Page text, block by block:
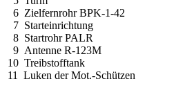
6 Zielfernrohr BPK-1-42
7 Starteinrichtung
8 Startrohr PALR
9 Antenne R-123M
10 Treibstofftank
11 Luken der Mot.-Schützen